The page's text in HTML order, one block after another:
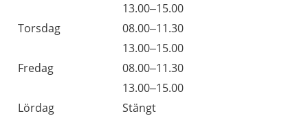
13.00–15.00
Torsdag
08.00–11.30
13.00–15.00
Fredag
08.00–11.30
13.00–15.00
Lördag
Stängt